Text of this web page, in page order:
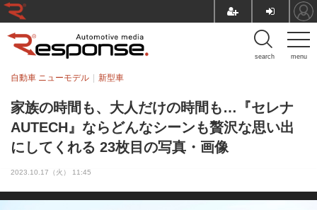
menu
search
家族の時間も、大人だけの時間も…『セレナ
AUTECH』ならどんなシーンも贅沢な思い出
にしてくれる 23枚目の写真・画像
自動車 ニューモデル 新型車
2023.10.17（火） 11:45